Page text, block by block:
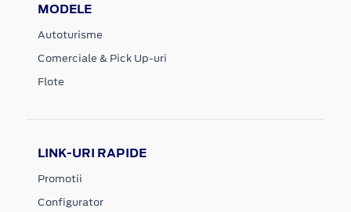
MODELE
Autoturisme
Comerciale & Pick Up-uri
Flote
LINK-URI RAPIDE
Promotii
Configurator